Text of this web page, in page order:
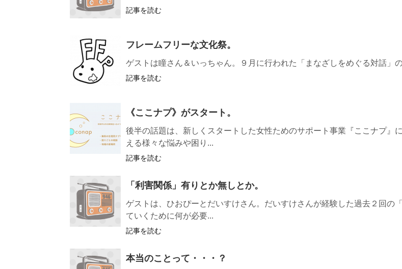
記事を読む
フレームフリーな文化祭。
ゲストは瞳さん＆いっちゃん。９月に行われた「まなざしをめぐる対話」
記事を読む
《ここナプ》がスタート。
後半の話題は、新しくスタートした女性ためのサポート事業『ここナプ』
える様々な悩みや困り...
記事を読む
「利害関係」有りとか無しとか。
ゲストは、ひおぴーとだいすけさん。だいすけさんが経験した過去２回の
ていくために何が必要...
記事を読む
本当のことって・・・？